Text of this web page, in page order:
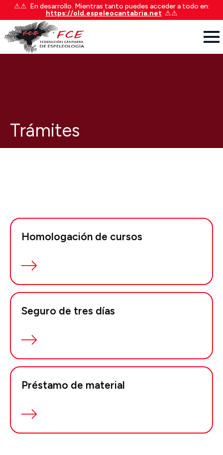
⚠︎⚠︎ En desarrollo. Mientras tanto puedes acceder a todo en:
https://old.espeleocantabria.net⚠︎⚠︎
Trámites
Homologación de cursos
Seguro de tres días
Préstamo de material